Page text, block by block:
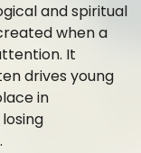
and spiritual
when a
It
drives young
in